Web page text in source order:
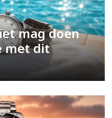
mag doen
met dit